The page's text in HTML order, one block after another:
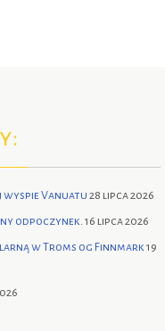
wyspie Vanuatu 28 lipca 2026
odpoczynek. 16 lipca 2026
w Troms og Finnmark19